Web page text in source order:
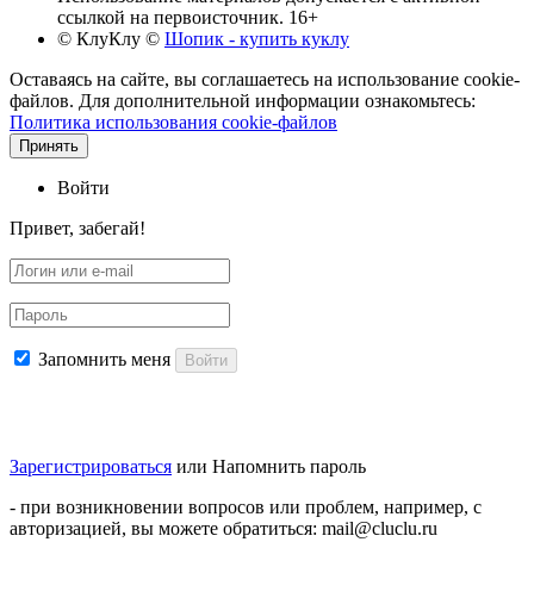
ссылкой на первоисточник. 16+
© КлуКлу © Шопик - купить куклу
Оставаясь на сайте, вы соглашаетесь на использование cookie-
файлов. Для дополнительной информации ознакомьтесь:
Политика использования cookie-файлов
Принять
Войти
Привет, забегай!
Запомнить меня Войти
Зарегистрироваться или Напомнить пароль
- при возникновении вопросов или проблем, например, с
авторизацией, вы можете обратиться: mail@cluclu.ru